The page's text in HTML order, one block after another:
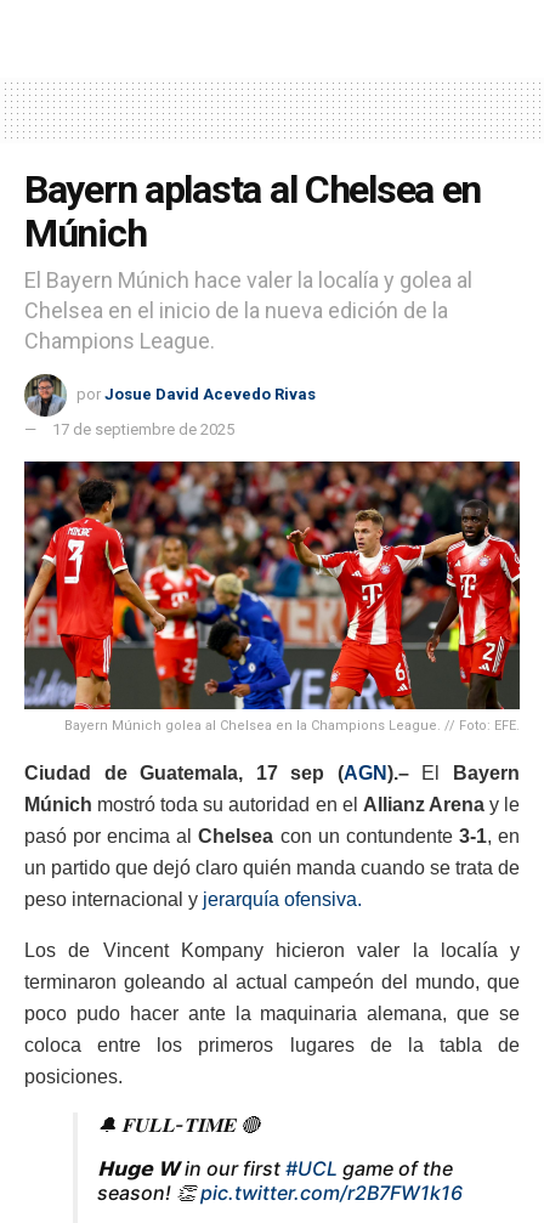
Bayern aplasta al Chelsea en
Múnich
El Bayern Múnich hace valer la localía y golea al
Chelsea en el inicio de la nueva edición de la
Champions League.
por Josue David Acevedo Rivas
17 de septiembre de 2025
Bayern Múnich golea al Chelsea en la Champions League. // Foto: EFE.
Ciudad de Guatemala, 17 sep (AGN).– El
Bayern
Múnich mostró toda su autoridad en el Allianz Arenay le
pasó por encima alChelsea con un contundente 3-1, en
un partido que dejó claro quién manda cuando se trata de
peso internacional y jerarquía ofensiva.
Los de Vincent Kompany hicieron valer la localía y
terminaron goleando al actual campeón del mundo, que
poco pudo hacer ante la maquinaria alemana, que se
coloca entre los primeros lugares de la tabla de
posiciones.
🔔 𝐅𝐔𝐋𝐋-𝐓𝐈𝐌𝐄 🔴
𝗛𝘂𝗴𝗲 𝗪 in our first #UCL game of the
season! 👏pic.twitter.com/r2B7FW1k16